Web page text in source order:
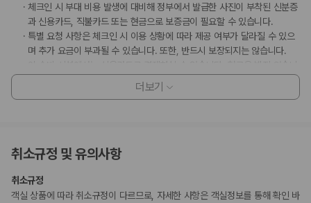
체크인 시 부대 비용 발생에 대비해 정부에서 발급한 사진이 부착된 신분증
과 신용카드, 직불카드 또는 현금으로 보증금이 필요할 수 있습니다.
특별 요청 사항은 체크인 시 이용 상황에 따라 제공 여부가 달라질 수 있으
며 추가 요금이 부과될 수 있습니다. 또한, 반드시 보장되지는 않습니다.
무소음 객실이 보장되지는 않습니다.
확인 메일에 나와 있는 연락처 정보로 도착 전에 호텔에 연락하여 예약하실
아동은 부모 또는 보호자와 같은 객실에서 침구를 추가하지 않고 이용할 경
우 무료로 숙박할 수 있습니다.
더보기
취소규정 및 유의사항
취소규정
객실 상품에 따라 취소규정이 다르므로, 자세한 사항은 객실정보를 통해 확인 바